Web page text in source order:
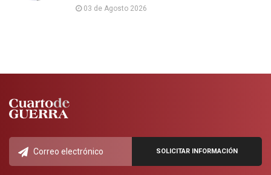
03 de Agosto 2026